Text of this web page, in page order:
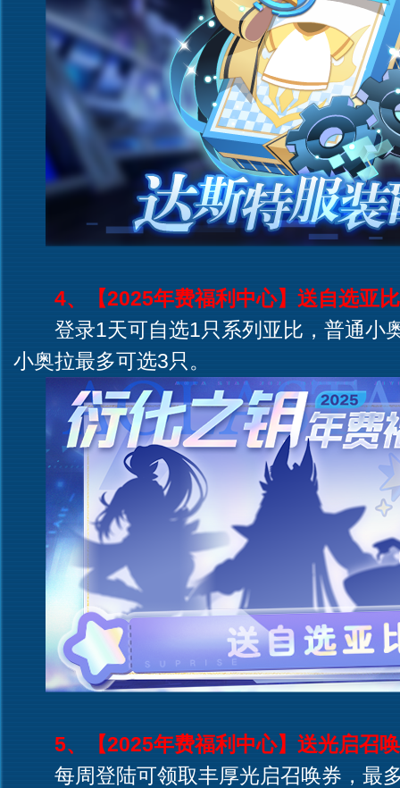
4、【2025年费福利中心】送自选亚比
登录1天可自选1只系列亚比，普通小
小奥拉最多可选3只。
5、【2025年费福利中心】送光启召
每周登陆可领取丰厚光启召唤券，最